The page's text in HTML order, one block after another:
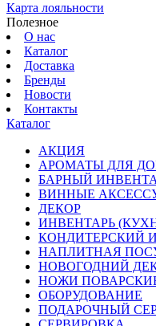
Карта лояльности
Полезное
О нас
Каталог
Доставка
Бренды
Новости
Контакты
Каталог
АКЦИЯ
АРОМАТЫ ДЛЯ
БАРНЫЙ
ВИННЫЕ
ДЕКОР
ИНВЕНТАРЬ
КОНДИТЕРСКИЙ
НАПЛИТНАЯ
НОВОГОДНИЙ
НОЖИ
ОБОРУДОВАНИЕ
ПОДАРОЧНЫЙ